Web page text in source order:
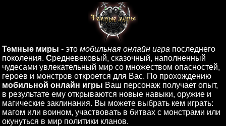
Темные миры - это мобильная онлайн игра последнего
поколения. Средневековый, сказочный, наполненный
чудесами увлекательный мир со множеством опасностей,
героев и монстров откроется для Вас. По прохождению
мобильной онлайн игры Ваш персонаж получает опыт,
в результате ему открываются новые навыки, оружие и
магические заклинания. Вы можете выбрать кем играть:
магом или воином, участвовать в битвах с монстрами или
окунуться в мир политики кланов.